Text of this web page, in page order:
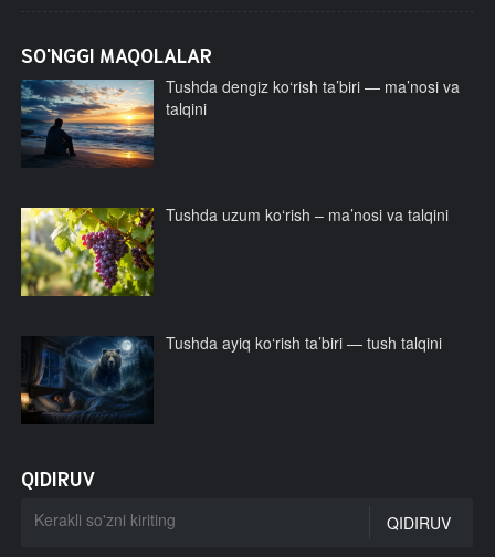
SO'NGGI MAQOLALAR
Tushda dengiz ko‘rish ta’biri — ma’nosi va
talqini
Tushda uzum ko‘rish – ma’nosi va talqini
Tushda ayiq ko‘rish ta’biri — tush talqini
QIDIRUV